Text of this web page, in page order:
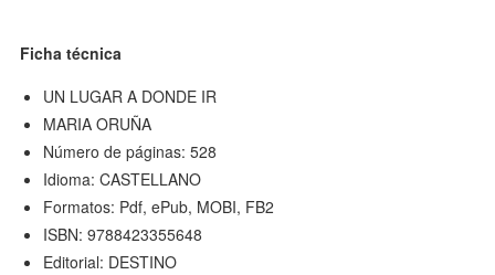
Ficha técnica
UN LUGAR A DONDE IR
MARIA ORUÑA
Número de páginas: 528
Idioma: CASTELLANO
Formatos: Pdf, ePub, MOBI, FB2
ISBN: 9788423355648
Editorial: DESTINO